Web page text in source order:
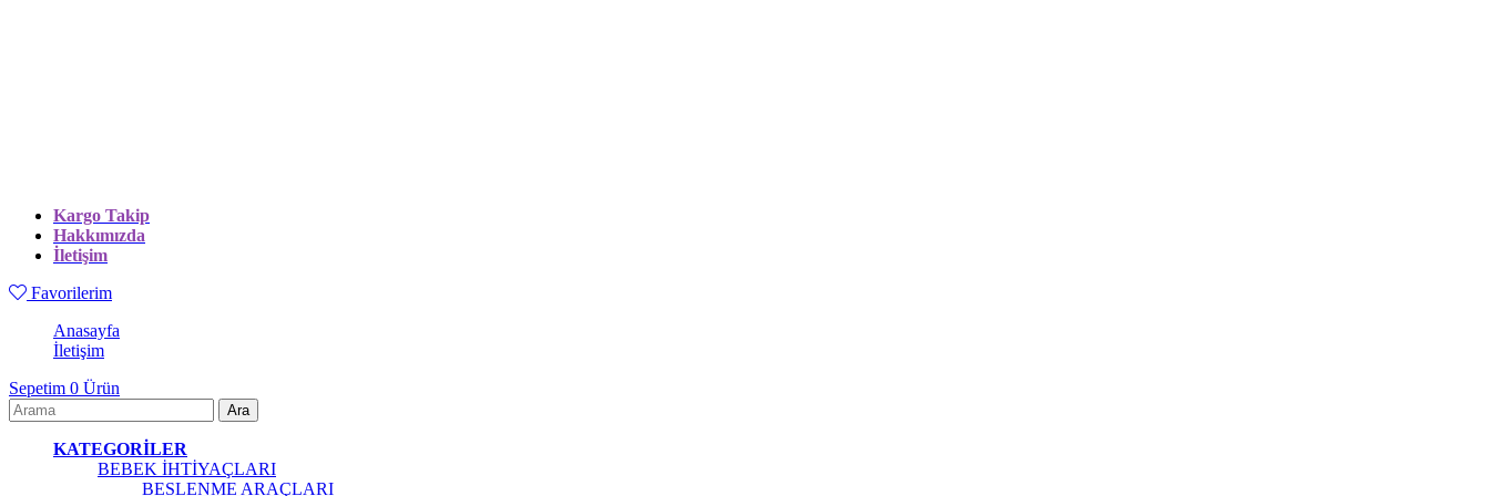
Kargo Takip
Hakkımızda
İletişim
Favorilerim
Anasayfa
İletişim
Sepetim 0 Ürün
KATEGORİLER
BEBEK İHTİYAÇLARI
BESLENME ARAÇLARI